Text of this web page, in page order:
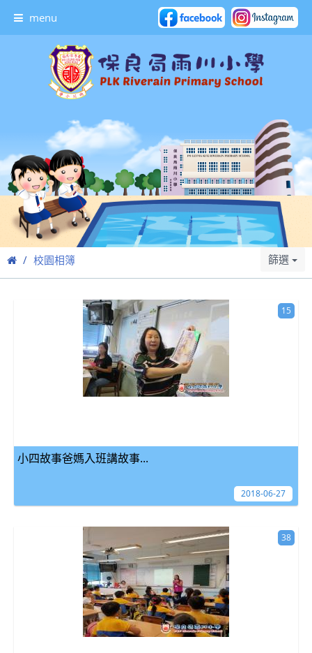
menu
校園相簿 篩選
小四故事爸媽入班講故事...
15
2018-06-27
38